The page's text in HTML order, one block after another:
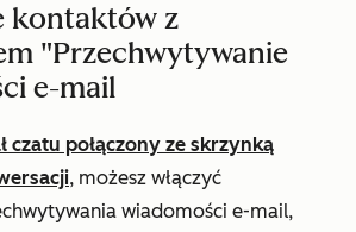
kontaktów z
"Przechwytywanie
e-mail
czatu połączony ze skrzynką
, możesz włączyć
wiadomości e-mail,